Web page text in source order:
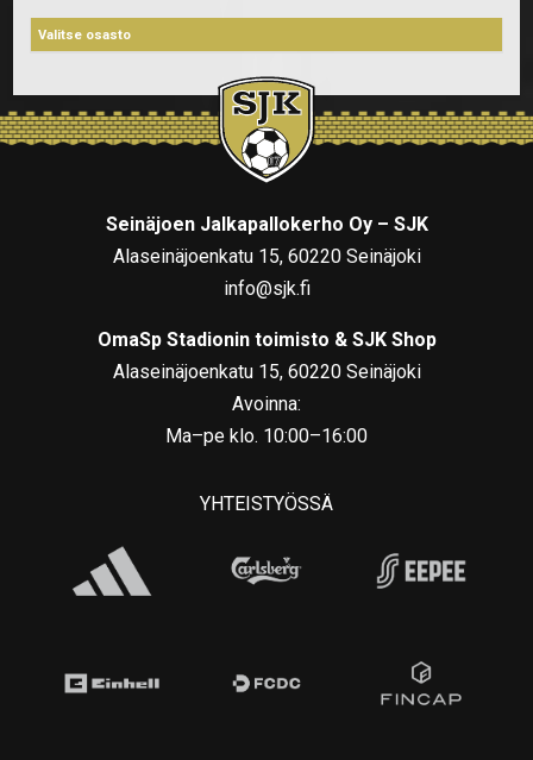
Seinäjoen Jalkapallokerho Oy – SJK
Alaseinäjoenkatu 15, 60220 Seinäjoki
info@sjk.fi
OmaSp Stadionin toimisto & SJK Shop
Alaseinäjoenkatu 15, 60220 Seinäjoki
Avoinna:
Ma–pe klo. 10:00–16:00
YHTEISTYÖSSÄ